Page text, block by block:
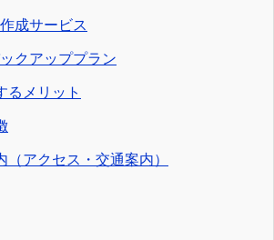
成サービス
クアッププラン
るメリット
（アクセス・交通案内）